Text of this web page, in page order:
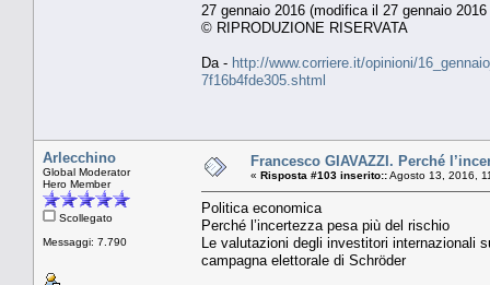
27 gennaio 2016 (modifica il 27 gennaio
© RIPRODUZIONE RISERVATA
Da - http://www.corriere.it/opinioni/
7f16b4fde305.shtml
Arlecchino
Global Moderator
Hero Member
Scollegato
Messaggi: 7.790
Francesco GIAVAZZI. Perché
« Risposta #103 inserito::Agosto 13, 2016,
Politica economica
Perché l’incertezza pesa più del rischio
Le valutazioni degli investitori internazionali
campagna elettorale di Schröder